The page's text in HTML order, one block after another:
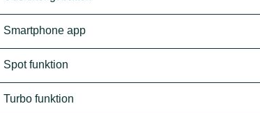
Smartphone app
Spot funktion
Turbo funktion